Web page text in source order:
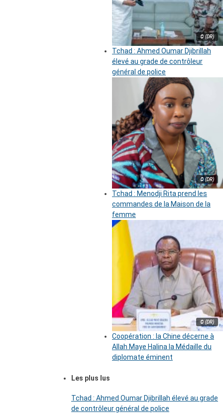
© (DR)
Tchad : Ahmed Oumar Djibrillah
élevé au grade de contrôleur
général de police
© (DR)
Tchad : Menodji Rita prend les
commandes de la Maison de la
femme
© (DR)
Coopération : la Chine décerne à
Allah Maye Halina la Médaille du
diplomate éminent
Les plus lus
Tchad : Ahmed Oumar Djibrillah élevé au grade
de contrôleur général de police